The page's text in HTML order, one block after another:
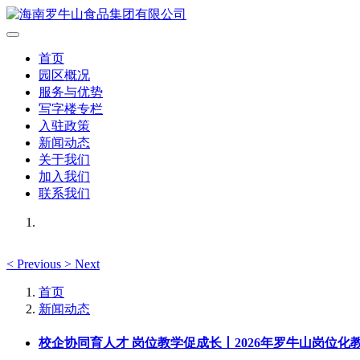
首页
园区概况
服务与优势
写字楼专栏
入驻政策
新闻动态
关于我们
加入我们
联系我们
< Previous > Next
首页
新闻动态
校企协同育人才 岗位教学促成长丨2026年罗牛山岗位化